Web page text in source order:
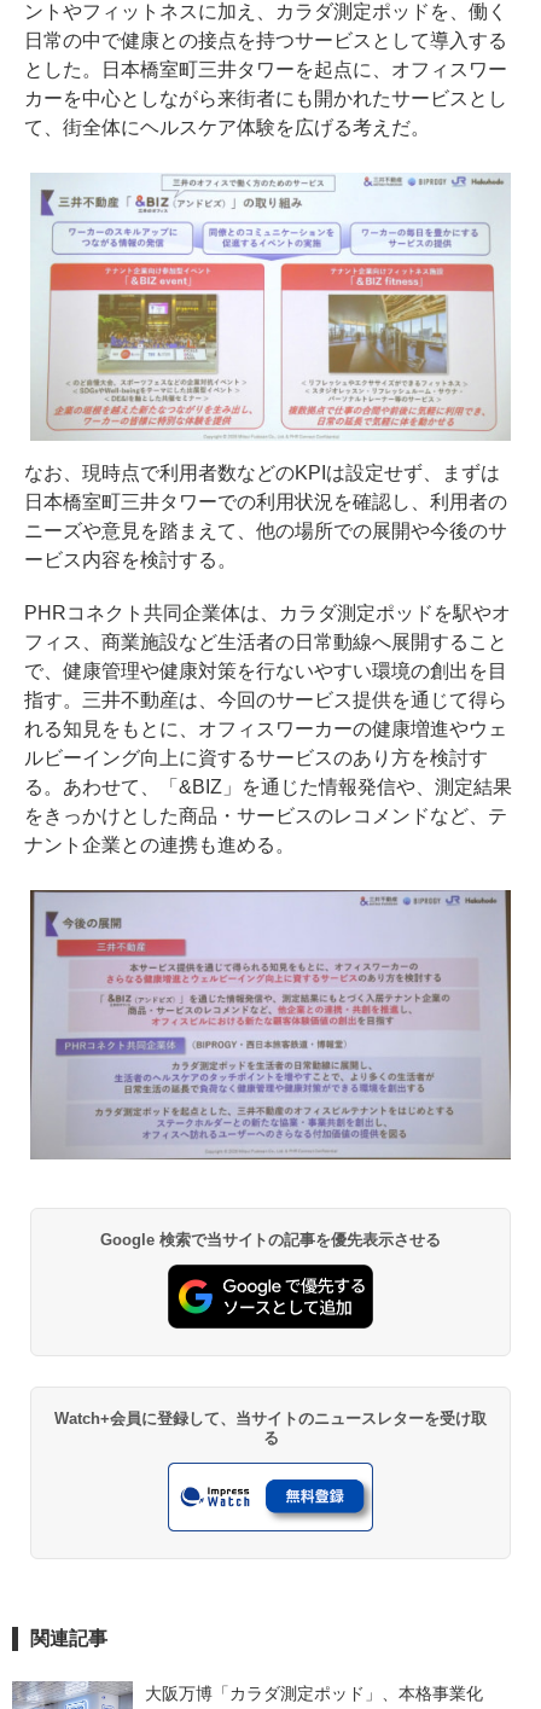
ントやフィットネスに加え、カラダ測定ポッドを、働く
日常の中で健康との接点を持つサービスとして導入する
とした。日本橋室町三井タワーを起点に、オフィスワー
カーを中心としながら来街者にも開かれたサービスとし
て、街全体にヘルスケア体験を広げる考えだ。
なお、現時点で利用者数などのKPIは設定せず、まずは
日本橋室町三井タワーでの利用状況を確認し、利用者の
ニーズや意見を踏まえて、他の場所での展開や今後のサ
ービス内容を検討する。
PHRコネクト共同企業体は、カラダ測定ポッドを駅やオ
フィス、商業施設など生活者の日常動線へ展開すること
で、健康管理や健康対策を行ないやすい環境の創出を目
指す。三井不動産は、今回のサービス提供を通じて得ら
れる知見をもとに、オフィスワーカーの健康増進やウェ
ルビーイング向上に資するサービスのあり方を検討す
る。あわせて、「&BIZ」を通じた情報発信や、測定結果
をきっかけとした商品・サービスのレコメンドなど、テ
ナント企業との連携も進める。
Google 検索で当サイトの記事を優先表示させる
Watch+会員に登録して、当サイトのニュースレターを受け取
る
関連記事
大阪万博「カラダ測定ポッド」、本格事業化